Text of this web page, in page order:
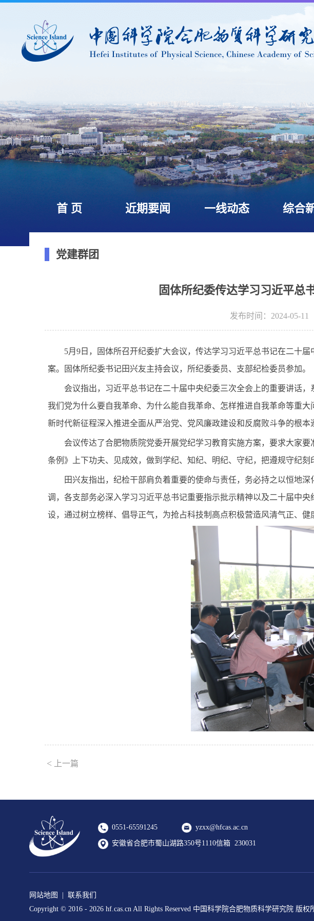
首 页 近期要闻 一线动态 综合
党建群团
固体所纪委传达学习习近平总
发布时间：2024-05-11
5月 9 日，固体所召开纪委扩大会议，传达学习习近平总书记在二十
案。固体所纪委书记田兴友主持会议，所纪委委员、支部纪检委员参加。
会议指出， 习近平总书记在二十届中央纪委三次全会上的重要讲话，
我们党为什么要自我革命、为什么能自我革命、怎样推进自我革命等重
新时代新征程深入推进全面从严治党、党风廉政建设和反腐败斗争的根本
会议传达了合肥物质院党委开展党纪学习教育实施方案，要求大家要
条例》上下功夫、见成效，做到学纪、知纪、明纪、守纪，把遵规守纪刻
田兴友指出，纪检干部肩负着重要的使命与责任，务必持之以恒地
调，各支部务必深入学习习近平总书记重要指示批示精神以及二十届中
设，通过树立榜样、倡导正气， 为抢占科技制高点积极营造风清气正、健
< 上一篇
0551-65591245 yzxx@hfcas.ac.cn
安徽省合肥市蜀山湖路350号1110信箱 230031
网站地图
联系我们
Copyright © 2016 - 2026 hf.cas.cn All Rights Reserved 中国科学院合肥物质科学研究院 版权